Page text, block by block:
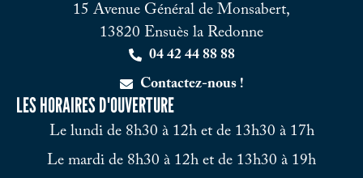
15 Avenue Général de Monsabert,
13820 Ensuès la Redonne
04 42 44 88 88
Contactez-nous !
LES HORAIRES D'OUVERTURE
Le lundi de 8h30 à 12h et de 13h30 à 17h
Le mardi de 8h30 à 12h et de 13h30 à 19h